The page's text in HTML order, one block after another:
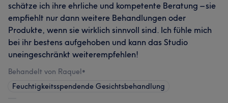
schätze ich ihre ehrliche und kompetente Beratung – sie
empfiehlt nur dann weitere Behandlungen oder
Produkte, wenn sie wirklich sinnvoll sind. Ich fühle mich
bei ihr bestens aufgehoben und kann das Studio
uneingeschränkt weiterempfehlen!
Behandelt von Raquel•
Feuchtigkeitsspendende Gesichtsbehandlung